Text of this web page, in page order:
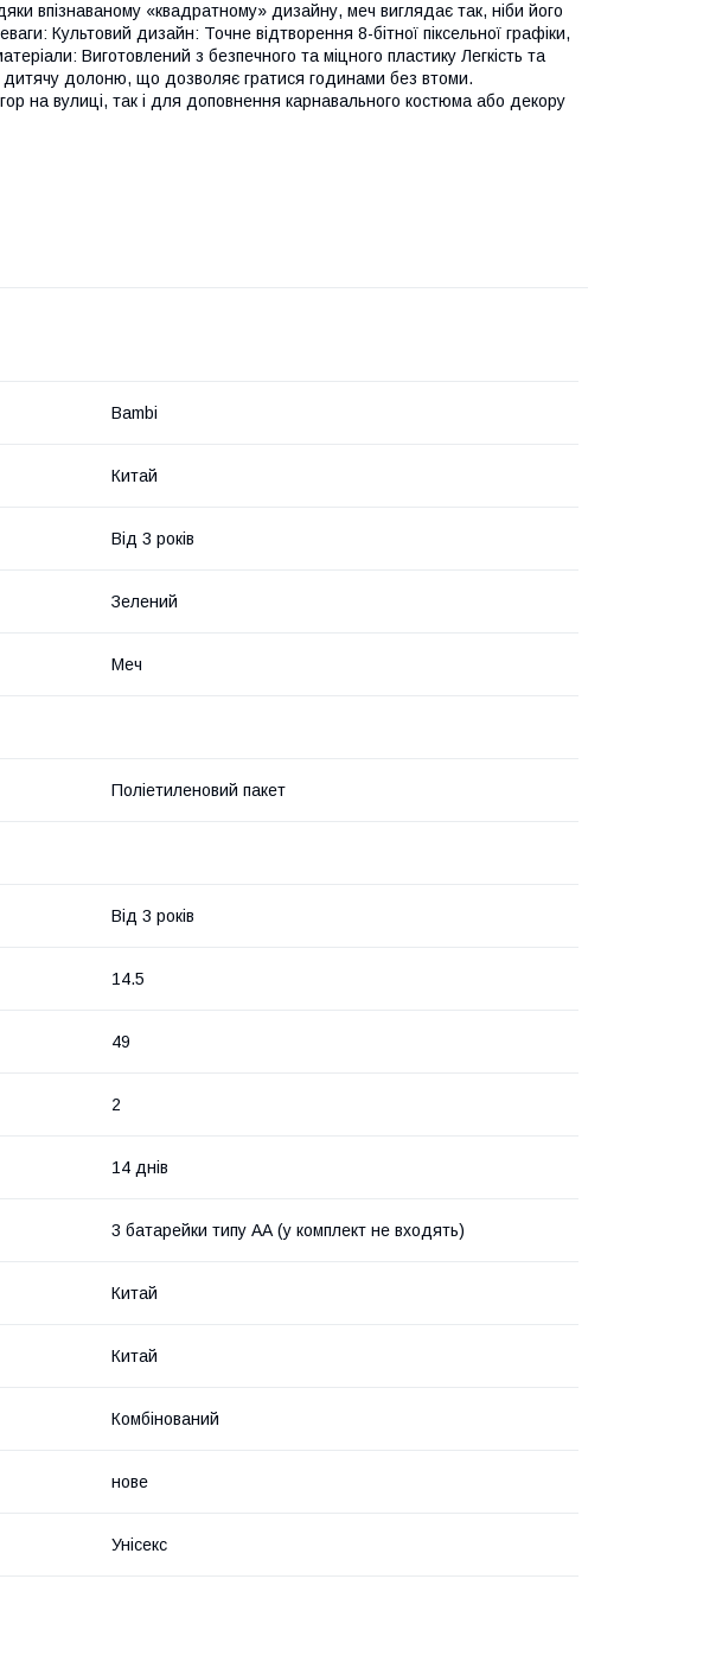
впізнаваному «квадратному» дизайну, меч виглядає так, ніби його
Культовий дизайн: Точне відтворення 8-бітної піксельної графіки,
Виготовлений з безпечного та міцного пластику Легкість та
дитячу долоню, що дозволяє гратися годинами без втоми.
на вулиці, так і для доповнення карнавального костюма або декору
Bambi
Китай
Від 3 років
Зелений
Меч
Поліетиленовий пакет
Від 3 років
14.5
49
2
14 днів
3 батарейки типу АА (у комплект не входять)
Китай
Китай
Комбінований
нове
Унісекс